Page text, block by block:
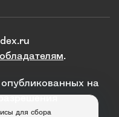
.
на
для сбора